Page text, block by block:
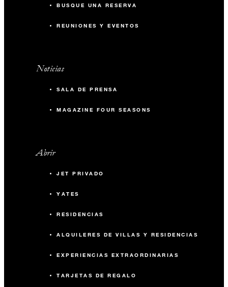
BUSQUE UNA RESERVA
REUNIONES Y EVENTOS
Noticias
SALA DE PRENSA
MAGAZINE FOUR SEASONS
Abrir
JET PRIVADO
YATES
RESIDENCIAS
ALQUILERES DE VILLAS Y RESIDENCIAS
EXPERIENCIAS EXTRAORDINARIAS
TARJETAS DE REGALO